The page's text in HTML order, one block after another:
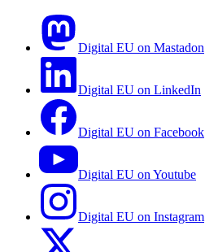
Digital EU on Mastadon
Digital EU on LinkedIn
Digital EU on Facebook
Digital EU on Youtube
Digital EU on Instagram